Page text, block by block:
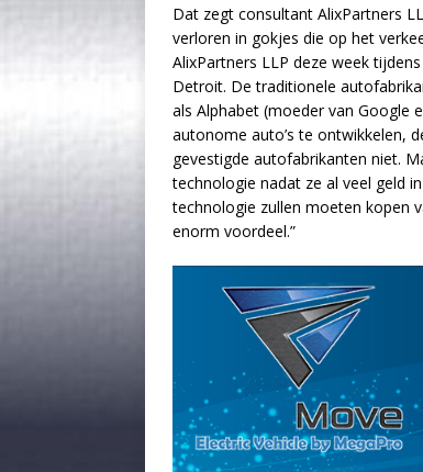
Dat zegt consultant AlixPartners
verloren in gokjes die op het
AlixPartners LLP deze week
Detroit. De traditionele
als Alphabet (moeder van Google
autonome auto’s te ontwikkelen,
gevestigde autofabrikanten niet.
technologie nadat ze al veel geld
technologie zullen moeten kopen
enorm voordeel.”